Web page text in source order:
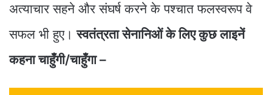
अत्याचार सहने और संघर्ष करने के पश्चात फलस्वरूप वे
सफल भी हुए।स्वतंत्रता सेनानिओं के लिए कुछ लाइनें
कहना चाहुँगी/चाहुँगा –